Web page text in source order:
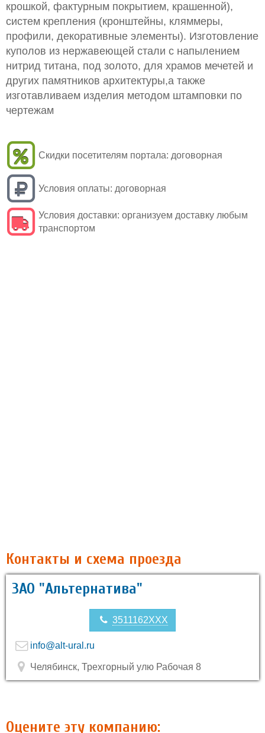
крошкой, фактурным покрытием, крашенной),
систем крепления (кронштейны, кляммеры,
профили, декоративные элементы). Изготовление
куполов из нержавеющей стали с напылением
нитрид титана, под золото, для храмов мечетей и
других памятников архитектуры,а также
изготавливаем изделия методом штамповки по
чертежам
Скидки посетителям портала: договорная
Условия оплаты: договорная
Условия доставки: организуем доставку любым
транспортом
Контакты и схема проезда
ЗАО "Альтернатива"
3511162XXX
info@alt-ural.ru
Челябинск, Трехгорный улю Рабочая 8
Оцените эту компанию: